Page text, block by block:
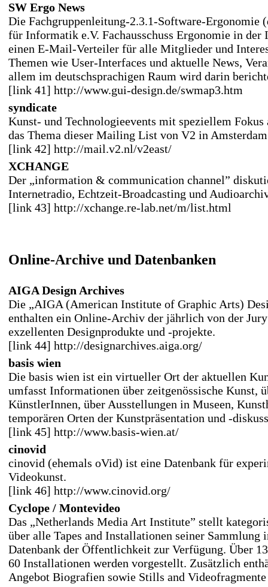
SW Ergo News
Die Fachgruppenleitung-2.3.1-Software-Ergonomie
für Informatik e.V. Fachausschuss Ergonomie in
einen E-Mail-Verteiler für alle Mitglieder und
Themen wie User-Interfaces und aktuelle News,
allem im deutschsprachigen Raum wird darin
[link 41] http://www.gui-design.de/swmap3.htm
syndicate
Kunst- und Technologieevents mit speziellem Fokus
das Thema dieser Mailing List von V2 in
[link 42] http://mail.v2.nl/v2east/
XCHANGE
Der „information & communication channel”
Internetradio, Echtzeit-Broadcasting und
[link 43] http://xchange.re-lab.net/m/list.html
Online-Archive und Datenbanken
AIGA Design Archives
Die „AIGA (American Institute of Graphic Arts)
enthalten ein Online-Archiv der jährlich von der
exzellenten Designprodukte und -projekte.
[link 44] http://designarchives.aiga.org/
basis wien
Die basis wien ist ein virtueller Ort der aktuellen
umfasst Informationen über zeitgenössische Kunst,
KünstlerInnen, über Ausstellungen in Museen,
temporären Orten der Kunstpräsentation und -
[link 45] http://www.basis-wien.at/
cinovid
cinovid (ehemals oVid) ist eine Datenbank für
Videokunst.
[link 46] http://www.cinovid.org/
Cyclope / Montevideo
Das „Netherlands Media Art Institute” stellt
über alle Tapes and Installationen seiner Sammlung
Datenbank der Öffentlichkeit zur Verfügung. Über
60 Installationen werden vorgestellt. Zusätzlich
Angebot Biografien sowie Stills and Videofragmente